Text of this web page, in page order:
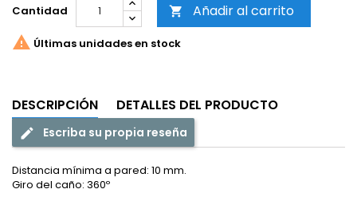
Cantidad  Añadir al carrito
 Últimas unidades en stock
DESCRIPCIÓN DETALLES DEL PRODUCTO
Escriba su propia reseña
Distancia mínima a pared: 10 mm.
Giro del caño: 360º